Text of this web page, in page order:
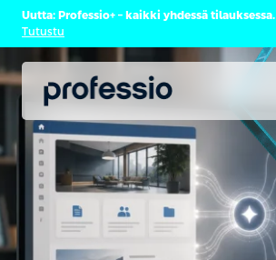
Uutta: Professio+ – kaikki yhdessä tilauksessa.
Tutustu